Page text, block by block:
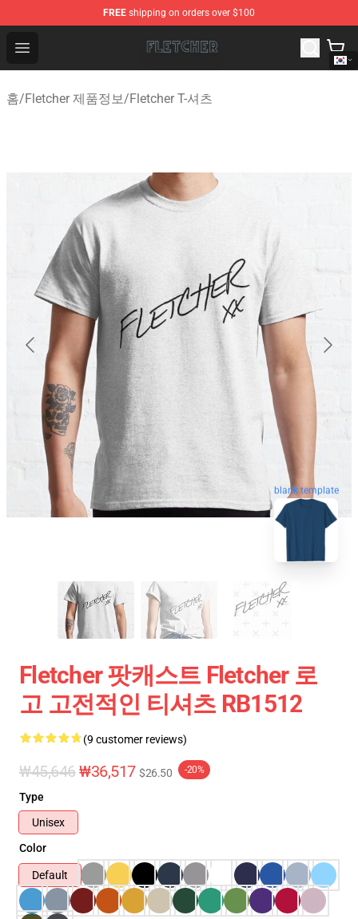
FREE shipping on orders over $100
Open menu
Fletcher Store - Official Fletcher Merchandise Shop
홈/Fletcher 제품정보/Fletcher T-셔츠
blank template
Fletcher 팟캐스트 Fletcher 로
고 고전적인 티셔츠 RB1512
(9 customer reviews)
₩45,646₩36,517 $26.50 -20%
Type
Unisex
Color
Default